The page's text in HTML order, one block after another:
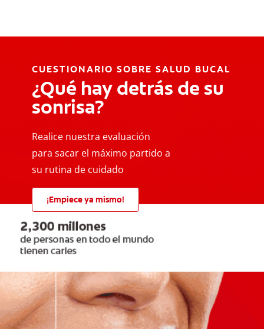
CUESTIONARIO SOBRE SALUD BUCAL
¿Qué hay detrás de su
sonrisa?
Realice nuestra evaluación
para sacar el máximo partido a
su rutina de cuidado
¡Empiece ya mismo!